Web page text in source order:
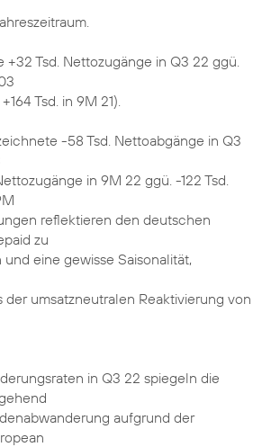
Tsd. Nettozugänge in Q3 22 ggü.
Tsd. in 9M 21).
-58 Tsd. Nettoabgänge in Q3
in 9M 22 ggü. -122 Tsd.
reflektieren den deutschen
zu
eine gewisse Saisonalität,
der umsatzneutralen Reaktivierung von
in Q3 22 spiegeln die
aufgrund der